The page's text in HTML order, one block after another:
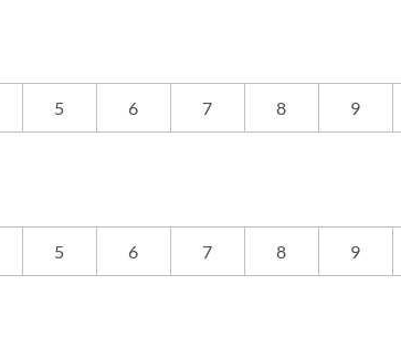
5 6 7 8 9
5 6 7 8 9